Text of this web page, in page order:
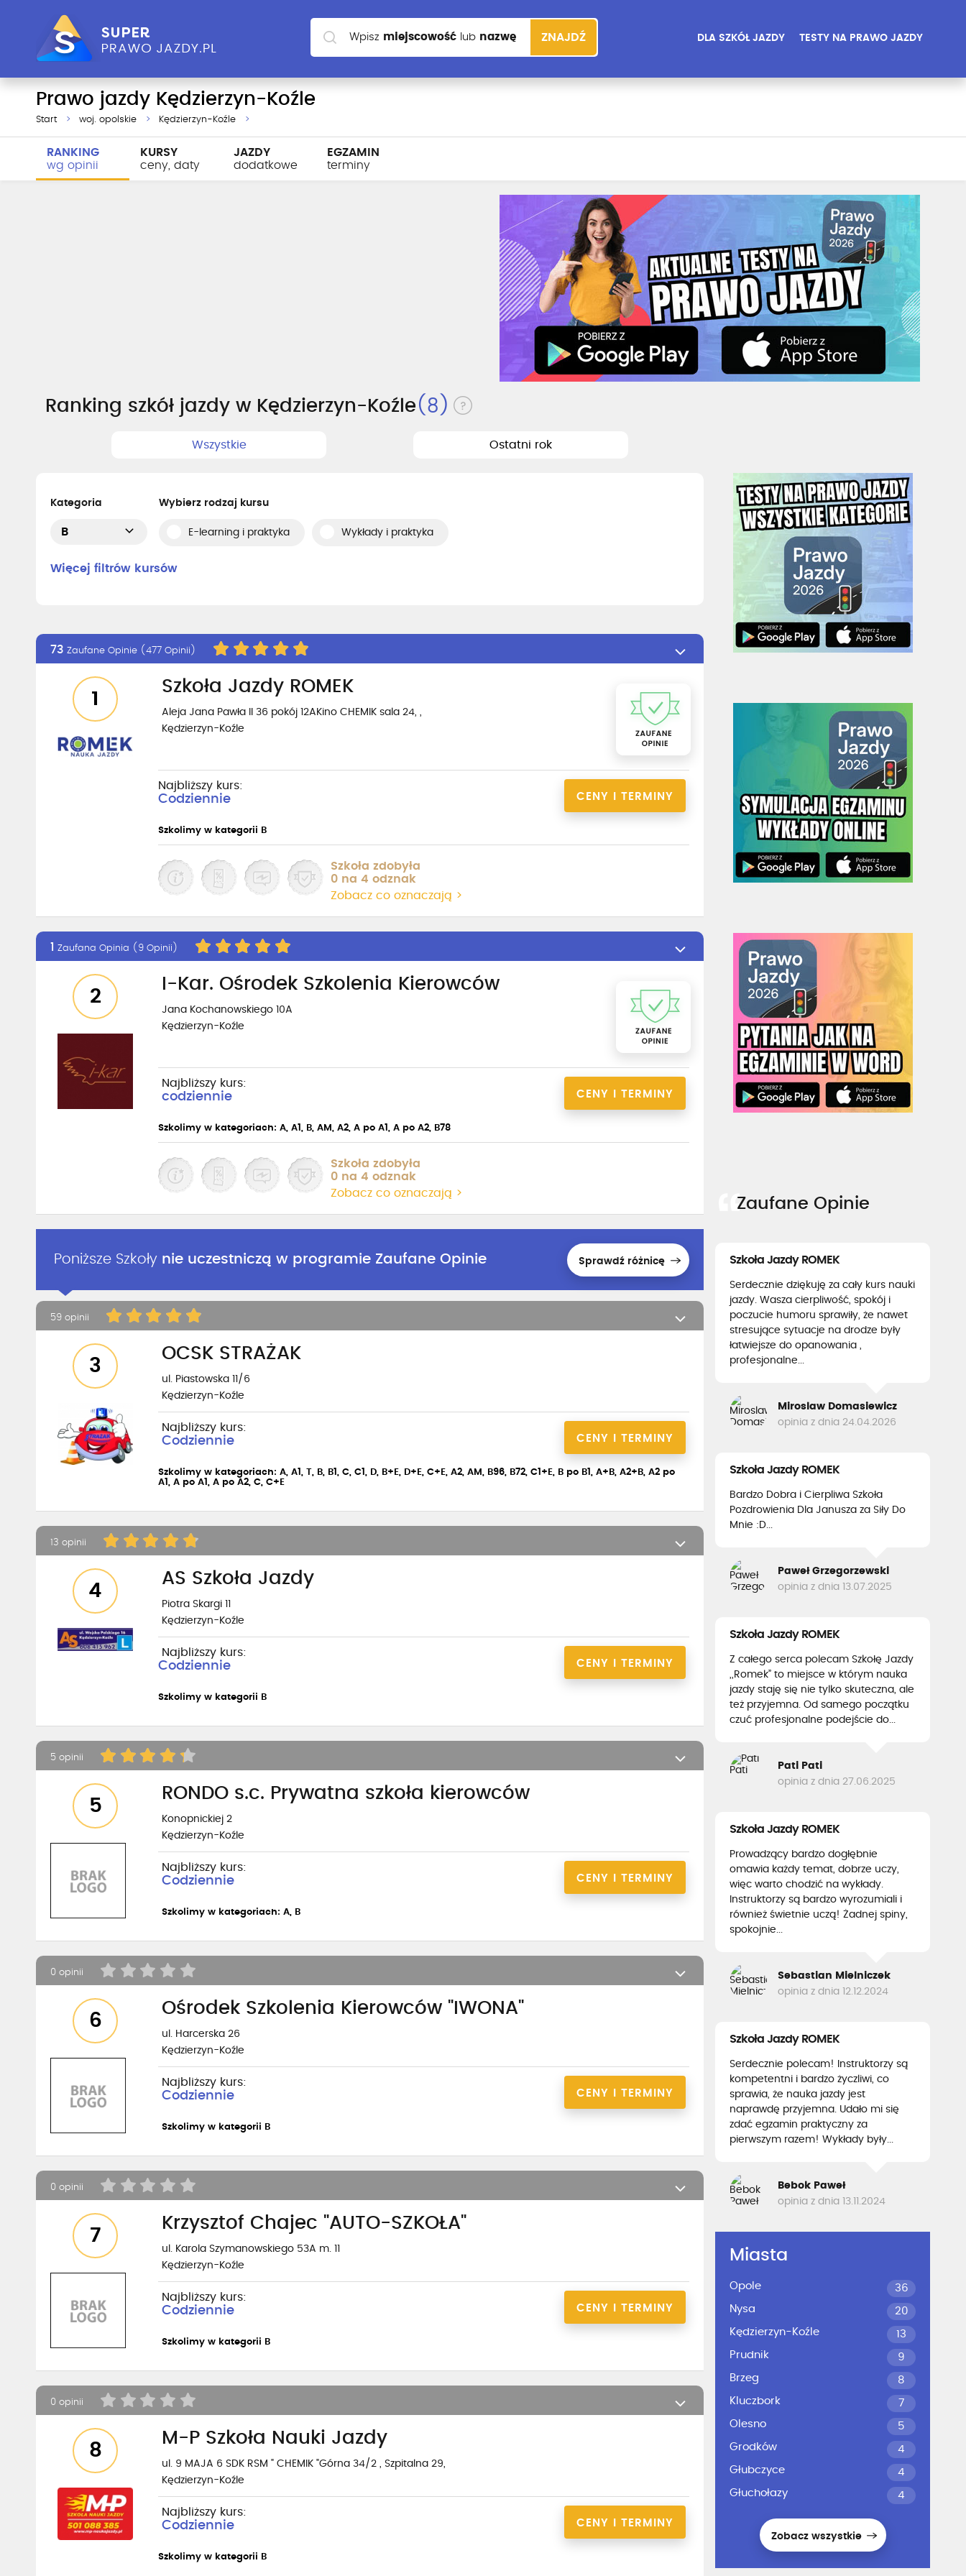
DLA SZKÓŁ JAZDY TESTY NA PRAWO JAZDY
Wpisz miejscowość lub nazwę
szkoły
ZNAJDŹ
Prawo jazdy Kędzierzyn-Koźle
Start woj. opolskie Kędzierzyn-Koźle
RANKING
wg opinii
KURSY
ceny, daty
JAZDY
dodatkowe
EGZAMIN
terminy
Ranking szkół jazdy w Kędzierzyn-Koźle(8)
Wszystkie Ostatni rok
Kategoria
B
Wybierz rodzaj kursu
E-learning i praktyka Wykłady i praktyka
Więcej filtrów kursów
73 Zaufane Opinie (477 Opinii)
1
Szkoła Jazdy ROMEK
Aleja Jana Pawła II 36 pokój 12A Kino CHEMIK sala 24, ,
Kędzierzyn-Koźle
CENY I TERMINY
Najbliższy kurs:
Codziennie
Szkolimy w kategorii B
Szkoła zdobyła
0 na 4 odznak
Zobacz co oznaczają >
1 Zaufana Opinia (9 Opinii)
2
I-Kar. Ośrodek Szkolenia Kierowców
Jana Kochanowskiego 10A
Kędzierzyn-Koźle
CENY I TERMINY
Najbliższy kurs:
codziennie
Szkolimy w kategoriach: A, A1, B, AM, A2, A po A1, A po A2, B78
Szkoła zdobyła
0 na 4 odznak
Zobacz co oznaczają >
Poniższe Szkoły nie uczestniczą w programie Zaufane Opinie Sprawdź różnicę
59 opinii
3
OCSK STRAŻAK
ul. Piastowska 11/6
Kędzierzyn-Koźle
CENY I TERMINY
Najbliższy kurs:
Codziennie
Szkolimy w kategoriach: A, A1, T, B, B1, C, C1, D, B+E, D+E, C+E, A2, AM, B96, B72, C1+E, B po B1, A+B, A2+B, A2 po
A1, A po A1, A po A2, C, C+E
13 opinii
4
AS Szkoła Jazdy
Piotra Skargi 11
Kędzierzyn-Koźle
CENY I TERMINY
Najbliższy kurs:
Codziennie
Szkolimy w kategorii B
5 opinii
5
RONDO s.c. Prywatna szkoła kierowców
Konopnickiej 2
Kędzierzyn-Koźle
CENY I TERMINY
Najbliższy kurs:
Codziennie
Szkolimy w kategoriach: A, B
0 opinii
6
Ośrodek Szkolenia Kierowców "IWONA"
ul. Harcerska 26
Kędzierzyn-Koźle
CENY I TERMINY
Najbliższy kurs:
Codziennie
Szkolimy w kategorii B
0 opinii
7
Krzysztof Chajec "AUTO-SZKOŁA"
ul. Karola Szymanowskiego 53A m. 11
Kędzierzyn-Koźle
CENY I TERMINY
Najbliższy kurs:
Codziennie
Szkolimy w kategorii B
0 opinii
8
M-P Szkoła Nauki Jazdy
ul. 9 MAJA 6 SDK RSM " CHEMIK "Górna 34/2 , Szpitalna 29,
Kędzierzyn-Koźle
CENY I TERMINY
Najbliższy kurs:
Codziennie
Szkolimy w kategorii B
Zaufane Opinie
Szkoła Jazdy ROMEK
Serdecznie dziękuję za cały kurs nauki
jazdy. Wasza cierpliwość, spokój i
poczucie humoru sprawiły, że nawet
stresujące sytuacje na drodze były
łatwiejsze do opanowania ,
profesjonalne...
Miroslaw Domasiewicz
opinia z dnia 24.04.2026
Szkoła Jazdy ROMEK
Bardzo Dobra i Cierpliwa Szkoła
Pozdrowienia Dla Janusza za Siły Do
Mnie :D...
Paweł Grzegorzewski
opinia z dnia 13.07.2025
Szkoła Jazdy ROMEK
Z całego serca polecam Szkołę Jazdy
,,Romek” to miejsce w którym nauka
jazdy staję się nie tylko skuteczna, ale
też przyjemna. Od samego początku
czuć profesjonalne podejście do...
Pati Pati
opinia z dnia 27.06.2025
Szkoła Jazdy ROMEK
Prowadzący bardzo dogłębnie
omawia każdy temat, dobrze uczy,
więc warto chodzić na wykłady.
Instruktorzy są bardzo wyrozumiali i
również świetnie uczą! Żadnej spiny,
spokojnie...
Sebastian Mielniczek
opinia z dnia 12.12.2024
Szkoła Jazdy ROMEK
Serdecznie polecam! Instruktorzy są
kompetentni i bardzo życzliwi, co
sprawia, że nauka jazdy jest
naprawdę przyjemna. Udało mi się
zdać egzamin praktyczny za
pierwszym razem! Wykłady były...
Bebok Paweł
opinia z dnia 13.11.2024
Miasta
Opole
36
Nysa
20
Kędzierzyn-Koźle
13
Prudnik
9
Brzeg
8
Kluczbork
7
Olesno
5
Grodków
4
Głubczyce
4
Głuchołazy
4
Zobacz wszystkie